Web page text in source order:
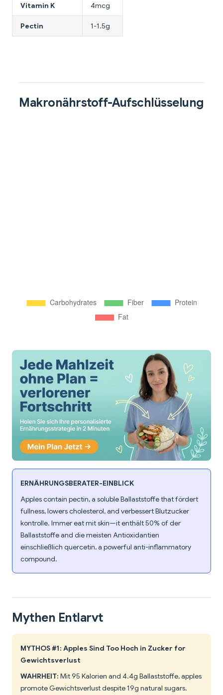
Vitamin K 4mcg
Pectin 1-1.5g
Makronährstoff-Aufschlüsselung
ERNÄHRUNGSBERATER-EINBLICK
Apples contain pectin, a soluble Ballaststoffe that fördert
fullness, lowers cholesterol, and verbessert Blutzucker
kontrolle. Immer eat mit skin—it enthält 50% of der
Ballaststoffe and die meisten Antioxidantien
einschließlich quercetin, a powerful anti-inflammatory
compound.
Mythen Entlarvt
MYTHOS #1: Apples Sind Too Hoch in Zucker for
Gewichtsverlust
WAHRHEIT: Mit 95 Kalorien and 4.4g Ballaststoffe, apples
promote Gewichtsverlust despite 19g natural sugars.